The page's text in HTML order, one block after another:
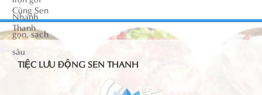
TIỆC LƯU ĐỘNG SEN THANH